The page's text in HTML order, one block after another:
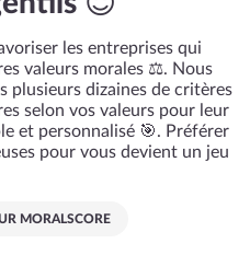
les entreprises qui
valeurs morales ⚖️. Nous
plusieurs dizaines de critères
selon vos valeurs pour leur
et personnalisé 🎯. Préférer
pour vous devient un jeu
MORALSCORE